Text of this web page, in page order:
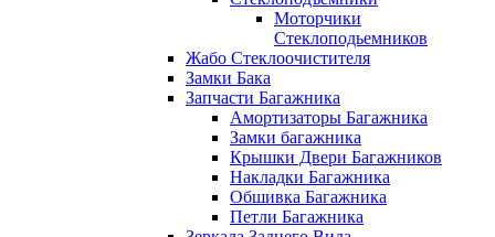
Моторчики
Стеклоподьемников
Жабо Стеклоочистителя
Замки Бака
Запчасти Багажника
Амортизаторы Багажника
Замки багажника
Крышки Двери Багажников
Накладки Багажника
Обшивка Багажника
Петли Багажника